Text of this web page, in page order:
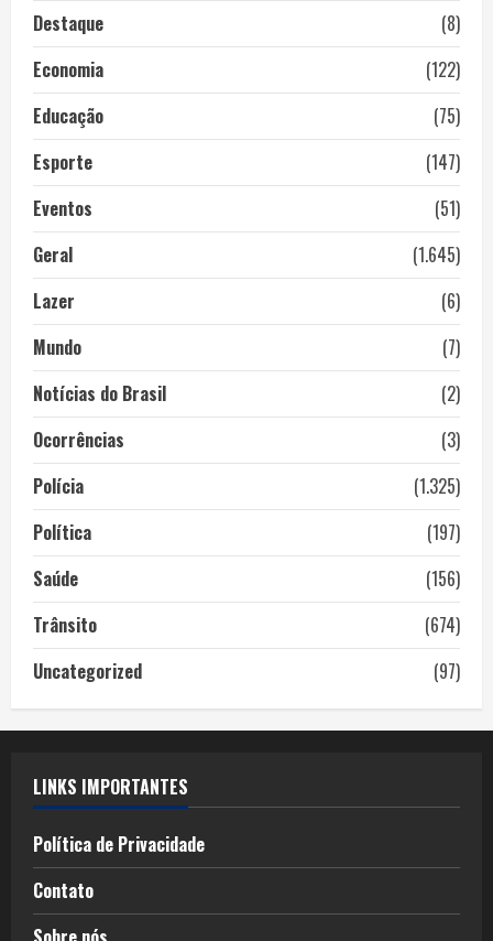
Destaque
(8)
Economia
(122)
Educação
(75)
Esporte
(147)
Eventos
(51)
Geral
(1.645)
Lazer
(6)
Mundo
(7)
Notícias do Brasil
(2)
Ocorrências
(3)
Polícia
(1.325)
Política
(197)
Saúde
(156)
Trânsito
(674)
Uncategorized
(97)
LINKS IMPORTANTES
Política de Privacidade
Contato